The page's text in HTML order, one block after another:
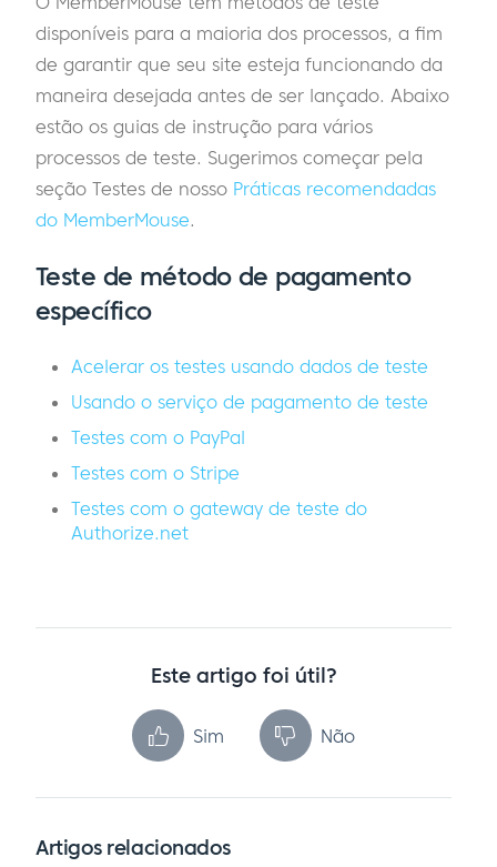
disponíveis para a maioria dos processos, a fim
de garantir que seu site esteja funcionando da
maneira desejada antes de ser lançado. Abaixo
estão os guias de instrução para vários
processos de teste. Sugerimos começar pela
seção Testes de nosso Práticas recomendadas
do MemberMouse.
Teste de método de pagamento
específico
Acelerar os testes usando dados de teste
Usando o serviço de pagamento de teste
Testes com o PayPal
Testes com o Stripe
Testes com o gateway de teste do
Authorize.net
Este artigo foi útil?
Sim Não
Artigos relacionados